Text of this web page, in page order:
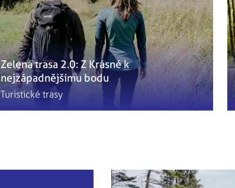
Zelená trasa 2.0: Z Krásné k
nejzápadnějšímu bodu
Turistické trasy